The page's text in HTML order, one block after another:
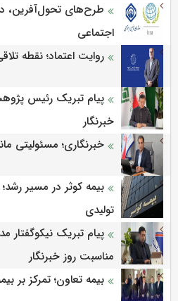
طرح‌های تحول‌آفرین،
اجتماعی
روایت اعتماد؛ نقطه
پیام تبریک رئیس
خبرنگار
خبرنگاری؛ مسئولیتی
تولیدی
پیام تبریک نیکوگفتار
مناسبت روز خبرنگار
بیمه تعاون؛ تمرکز بر